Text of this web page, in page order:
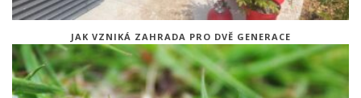
JAK VZNIKÁ ZAHRADA PRO DVĚ GENERACE